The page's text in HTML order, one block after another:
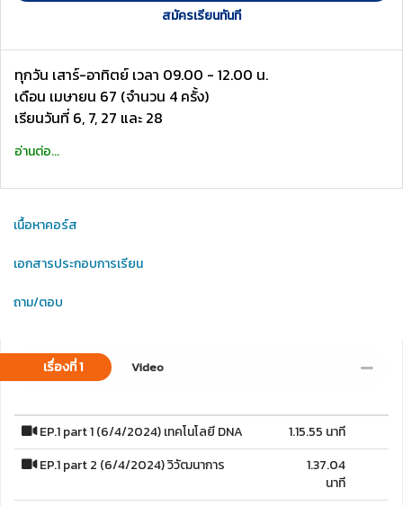
สมัครเรียนทันที
ทุกวัน เสาร์-อาทิตย์ เวลา 09.00 - 12.00 น.
เดือน เมษายน 67 (จำนวน 4 ครั้ง)
เรียนวันที่ 6, 7, 27 และ 28
อ่านต่อ...
เนื้อหาคอร์ส
เอกสารประกอบการเรียน
ถาม/ตอบ
เรื่องที่ 1 Video
EP.1 part 1 (6/4/2024) เทคโนโลยี DNA
1.15.55 นาที
EP.1 part 2 (6/4/2024) วิวัฒนาการ
1.37.04
นาที